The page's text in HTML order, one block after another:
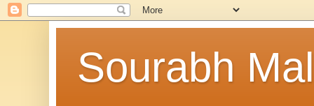
Sourabh